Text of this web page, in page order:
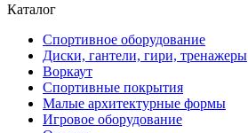
Каталог
Спортивное оборудование
Диски, гантели, гири, тренажеры
Воркаут
Спортивные покрытия
Малые архитектурные формы
Игровое оборудование